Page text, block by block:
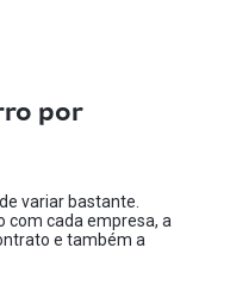
por
variar bastante.
com cada empresa, a
e também a